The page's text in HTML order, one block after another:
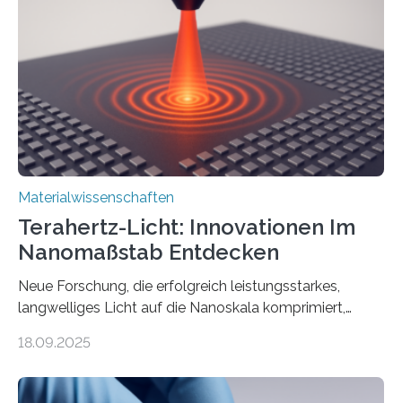
Erkenntnisse berichten die Forschenden im Journal of
the American Chemical Society. —What for?
Materialien, die gleichzeitig Strom leiten und Licht
beeinflussen können, sind für viele moderne
Technologien…
Materialwissenschaften
Terahertz-Licht: Innovationen Im
Nanomaßstab Entdecken
Neue Forschung, die erfolgreich leistungsstarkes,
langwelliges Licht auf die Nanoskala komprimiert,
optoelektronischen Geräten ermöglichen, geleitet von
Forschung, die erfolgreich leistungsstarkes,
18.09.2025